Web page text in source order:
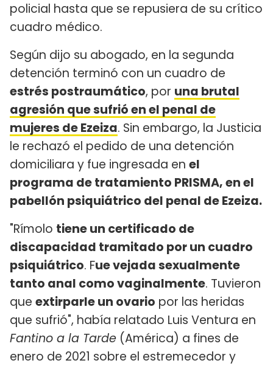
policial hasta que se repusiera de su crítico
cuadro médico.
Según dijo su abogado, en la segunda
detención terminó con un cuadro de
estrés postraumático, por una brutal
agresión que sufrió en el penal de
mujeres de Ezeiza. Sin embargo, la Justicia
le rechazó el pedido de una detención
domiciliara y fue ingresada en el
programa de tratamiento PRISMA, en el
pabellón psiquiátrico del penal de Ezeiza.
"Rímolo tiene un certificado de
discapacidad tramitado por un cuadro
psiquiátrico. Fue vejada sexualmente
tanto anal como vaginalmente. Tuvieron
que extirparle un ovario por las heridas
que sufrió", había relatado Luis Ventura en
Fantino a la Tarde (América) a fines de
enero de 2021 sobre el estremecedor y